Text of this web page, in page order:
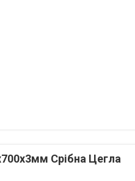
Срібна Цегла